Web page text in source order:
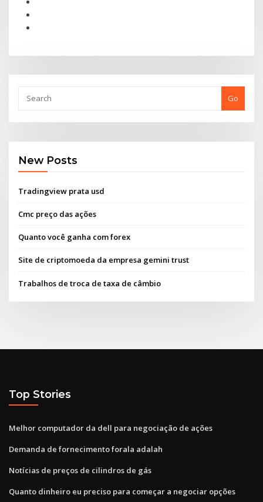
Go
New Posts
Tradingview prata usd
Cmc preço das ações
Quanto você ganha com forex
Site de criptomoeda da empresa gemini trust
Trabalhos de troca de taxa de câmbio
Top Stories
Melhor computador da dell para negociação de ações
Demanda de fornecimento forala adalah
Notícias de preços de cilindros de gás
Quanto dinheiro eu preciso para começar a negociar opções